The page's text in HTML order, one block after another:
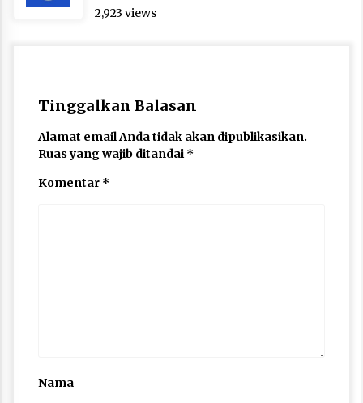
2,923 views
Tinggalkan Balasan
Alamat email Anda tidak akan dipublikasikan.
Ruas yang wajib ditandai *
Komentar *
Nama